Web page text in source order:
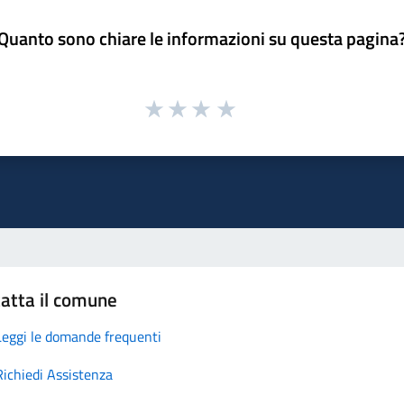
sono chiare le informazioni su questa
il comune
le domande frequenti
Assistenza